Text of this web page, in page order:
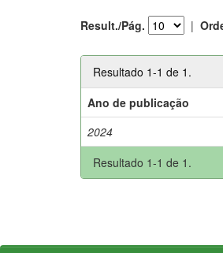
Result./Pág. |
Resultado 1-1 de 1.
Ano de publicação
2024
Resultado 1-1 de 1.